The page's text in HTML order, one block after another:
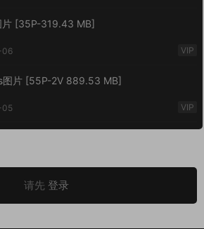
片 [35P-319.43 MB]
06 VIP
图片 [55P-2V 889.53 MB]
05 VIP
请先 登录